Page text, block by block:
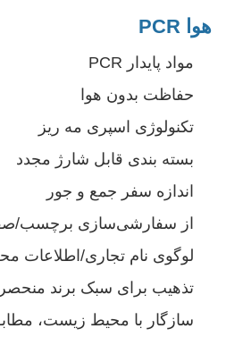
هوا PCR
مواد پایدار PCR
حفاظت بدون هوا
تکنولوژی اسپری مه ریز
بسته بندی قابل شارژ مجدد
اندازه سفر جمع و جور
از سفارشی‌سازی برچسب/
لوگوی نام تجاری/
تذهیب برای سبک برند منحصر
سازگار با محیط زیست،